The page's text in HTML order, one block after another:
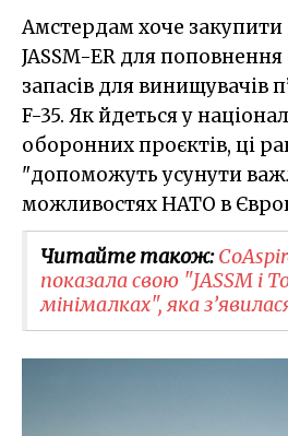
Амстердам хоче закупити
JASSM-ER для
запасів для винищувачів
F-35. Як йдеться у
оборонних проєктів, ці
"допоможуть усунути
можливостях НАТО в
Читайте також:
показала свою "JASSM і
мінімалках", яка